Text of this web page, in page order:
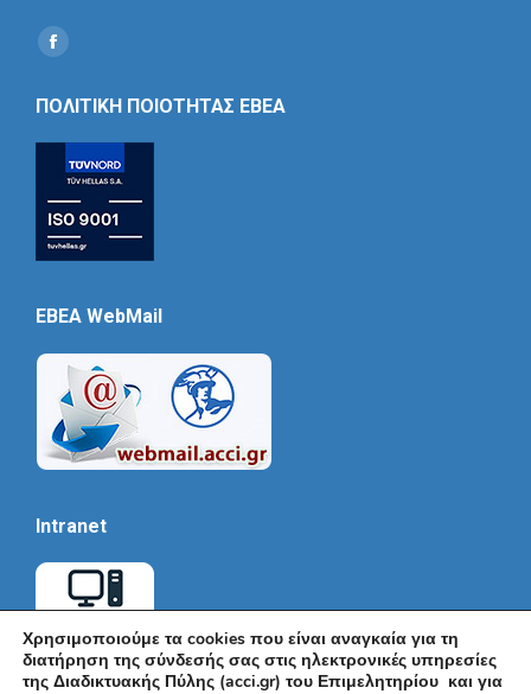
Find us on:
Social
ΠΟΛΙΤΙΚΗ ΠΟΙΟΤΗΤΑΣ ΕΒΕΑ
EBEA WebMail
Intranet
Χρησιμοποιούμε τα cookies που είναι αναγκαία για τη
διατήρηση της σύνδεσής σας στις ηλεκτρονικές υπηρεσίες
της Διαδικτυακής Πύλης (acci.gr) του Επιμελητηρίου και για